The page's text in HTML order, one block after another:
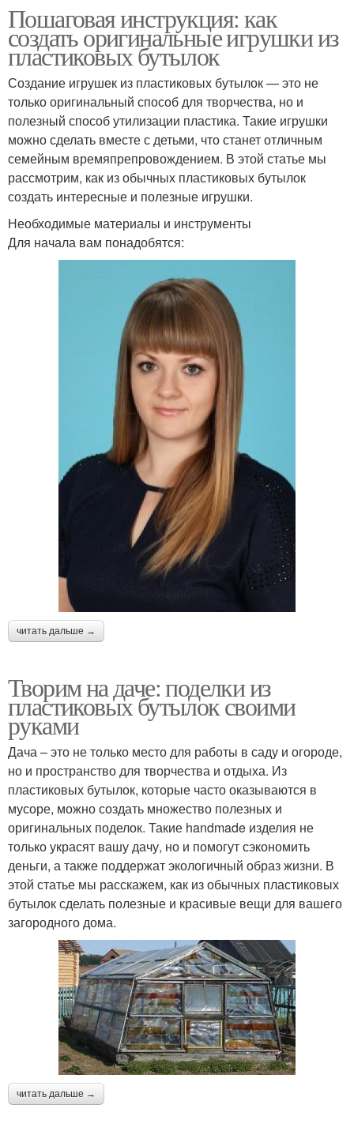
Пошаговая инструкция: как
создать оригинальные игрушки из
пластиковых бутылок
Создание игрушек из пластиковых бутылок — это не
только оригинальный способ для творчества, но и
полезный способ утилизации пластика. Такие игрушки
можно сделать вместе с детьми, что станет отличным
семейным времяпрепровождением. В этой статье мы
рассмотрим, как из обычных пластиковых бутылок
создать интересные и полезные игрушки.
Необходимые материалы и инструменты
Для начала вам понадобятся:
читать дальше →
Творим на даче: поделки из
пластиковых бутылок своими
руками
Дача – это не только место для работы в саду и огороде,
но и пространство для творчества и отдыха. Из
пластиковых бутылок, которые часто оказываются в
мусоре, можно создать множество полезных и
оригинальных поделок. Такие handmade изделия не
только украсят вашу дачу, но и помогут сэкономить
деньги, а также поддержат экологичный образ жизни. В
этой статье мы расскажем, как из обычных пластиковых
бутылок сделать полезные и красивые вещи для вашего
загородного дома.
читать дальше →